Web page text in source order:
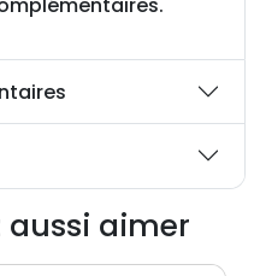
aussi aimer